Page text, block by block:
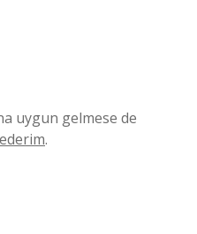
uygun gelmese de
.